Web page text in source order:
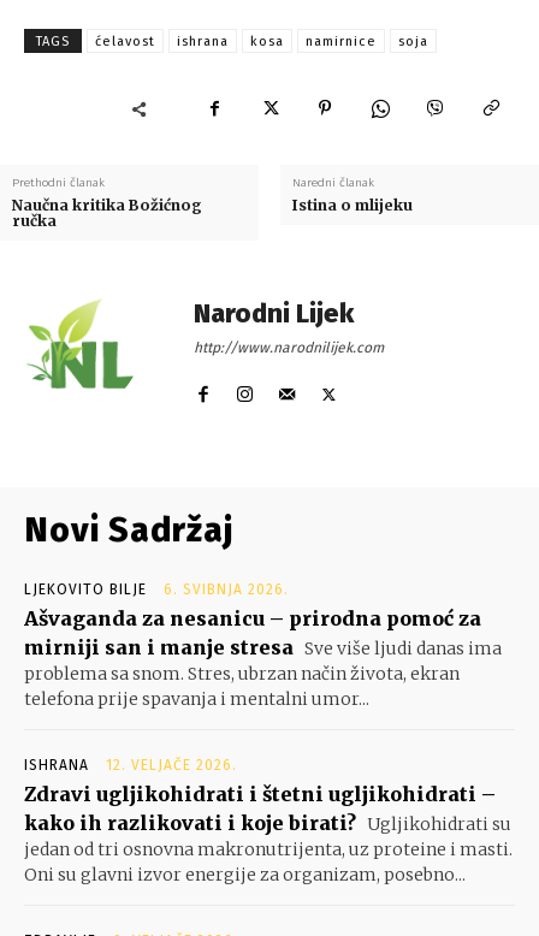
TAGS ćelavost ishrana kosa namirnice soja
Prethodni članak
Naučna kritika Božićnog
ručka
Naredni članak
Istina o mlijeku
Narodni Lijek
http://www.narodnilijek.com
Novi Sadržaj
LJEKOVITO BILJE 6. SVIBNJA 2026.
Ašvaganda za nesanicu – prirodna pomoć za
mirniji san i manje stresa Sve više ljudi danas ima
problema sa snom. Stres, ubrzan način života, ekran
telefona prije spavanja i mentalni umor...
ISHRANA 12. VELJAČE 2026.
Zdravi ugljikohidrati i štetni ugljikohidrati –
kako ih razlikovati i koje birati? Ugljikohidrati su
jedan od tri osnovna makronutrijenta, uz proteine i masti.
Oni su glavni izvor energije za organizam, posebno...